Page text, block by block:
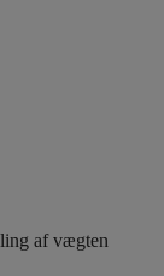
af vægten